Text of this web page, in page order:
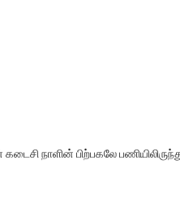
நாளின் பிற்பகலே